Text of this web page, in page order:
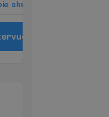
ie skr
ervuo